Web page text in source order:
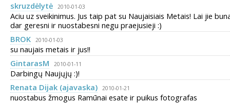
skruzdėlytė
2010-01-03
Aciu uz sveikinimus. Jus taip pat su Naujaisiais Metais! Lai jie
dar geresni ir nuostabesni negu praejusieji :)
BROK
2010-01-03
su naujais metais ir jus!!
GintarasM
2010-01-11
Darbingų Naujųjų :)!
Renata Dijak (ajavaska)
2010-01-21
nuostabus žmogus Ramūnai esate ir puikus fotografas